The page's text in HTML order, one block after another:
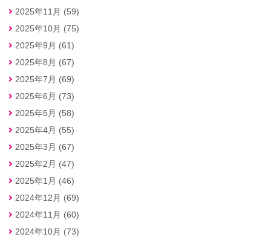
2025年11月 (59)
2025年10月 (75)
2025年9月 (61)
2025年8月 (67)
2025年7月 (69)
2025年6月 (73)
2025年5月 (58)
2025年4月 (55)
2025年3月 (67)
2025年2月 (47)
2025年1月 (46)
2024年12月 (69)
2024年11月 (60)
2024年10月 (73)